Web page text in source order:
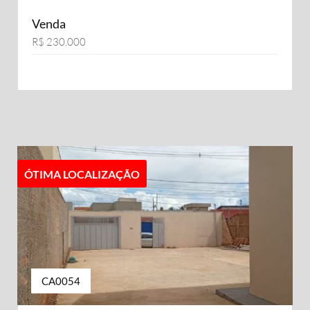
Venda
R$ 230.000
ÓTIMA LOCALIZAÇÃO
CA0054